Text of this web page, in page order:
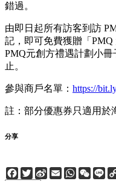
錯過。
由即日起所有訪客到訪
記，即可免費獲贈「PMQ
PMQ元創方禮遇計劃小
止。
參與商戶名單： https://
註：部分優惠券只適用於
分享
Facebook
Twitter
Sina Email